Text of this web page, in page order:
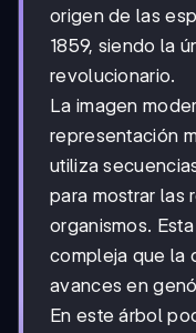
origen de las
1859, siendo la
revolucionario.
La imagen
representación
utiliza
para mostrar las
organismos.
compleja que la
avances en
En este árbol